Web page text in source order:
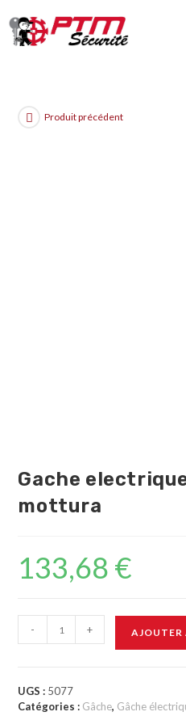
Produit précédent
Gache
mottura
133,68 €
- + AJOUTER
UGS : 5077
Catégories : Gâche, Gâche